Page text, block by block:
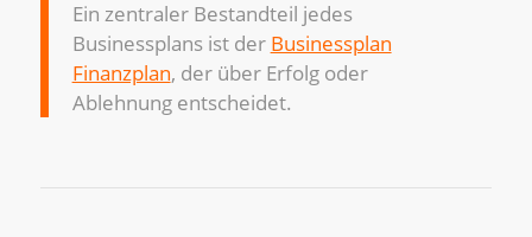
Ein zentraler Bestandteil jedes
Businessplans ist der Businessplan
Finanzplan, der über Erfolg oder
Ablehnung entscheidet.